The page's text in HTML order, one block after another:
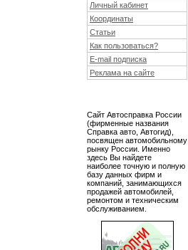
Личный кабинет
Координаты
Статьи
Как пользоваться?
E-mail подписка
Реклама на сайте
Сайт Автосправка России
(фирменные названия
Справка авто, Автогид),
посвящен автомобильному
рынку России. Именно
здесь Вы найдете
наиболее точную и полную
базу данных фирм и
компаний, занимающихся
продажей автомобилей,
ремонтом и техническим
обслуживанием.